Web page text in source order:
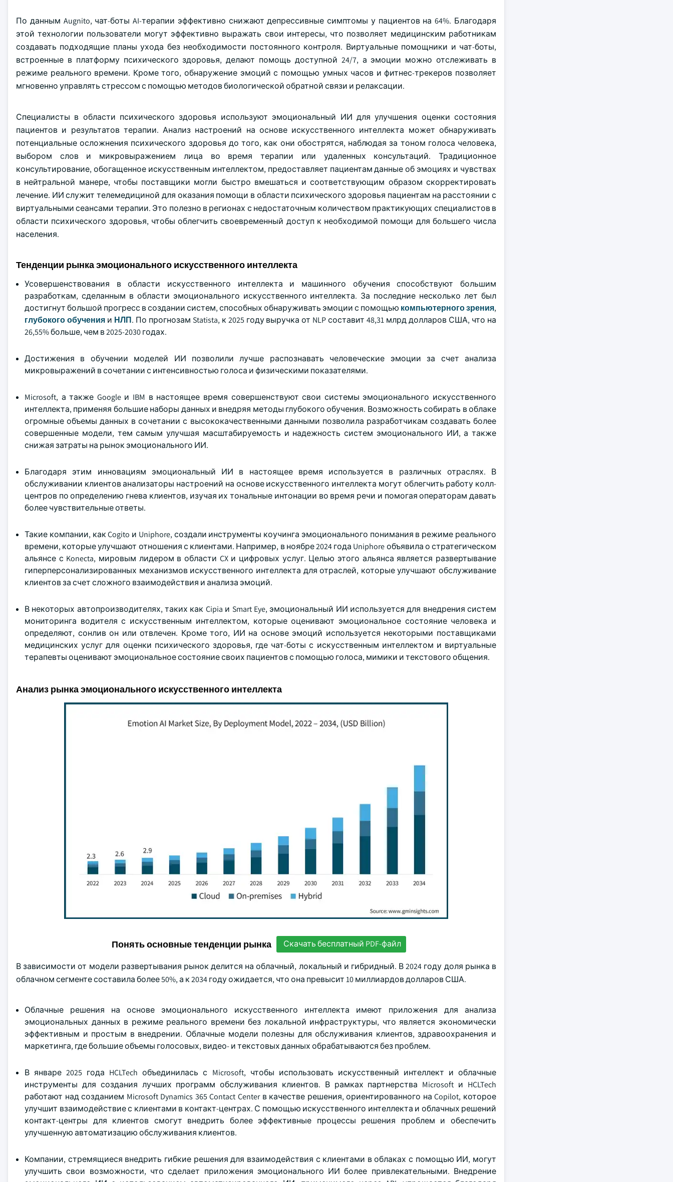
По данным Augnito, чат-боты AI-терапии эффективно снижают депрессивные симптомы у пациентов на 64%. Благодаря
этой технологии пользователи могут эффективно выражать свои интересы, что позволяет медицинским работникам
создавать подходящие планы ухода без необходимости постоянного контроля. Виртуальные помощники и чат-боты,
встроенные в платформу психического здоровья, делают помощь доступной 24/7, а эмоции можно отслеживать в
режиме реального времени. Кроме того, обнаружение эмоций с помощью умных часов и фитнес-трекеров позволяет
мгновенно управлять стрессом с помощью методов биологической обратной связи и релаксации.
Специалисты в области психического здоровья используют эмоциональный ИИ для улучшения оценки состояния
пациентов и результатов терапии. Анализ настроений на основе искусственного интеллекта может обнаруживать
потенциальные осложнения психического здоровья до того, как они обострятся, наблюдая за тоном голоса человека,
выбором слов и микровыражением лица во время терапии или удаленных консультаций. Традиционное
консультирование, обогащенное искусственным интеллектом, предоставляет пациентам данные об эмоциях и чувствах
в нейтральной манере, чтобы поставщики могли быстро вмешаться и соответствующим образом скорректировать
лечение. ИИ служит телемедициной для оказания помощи в области психического здоровья пациентам на расстоянии с
виртуальными сеансами терапии. Это полезно в регионах с недостаточным количеством практикующих специалистов в
области психического здоровья, чтобы облегчить своевременный доступ к необходимой помощи для большего числа
населения.
Тенденции рынка эмоционального искусственного интеллекта
Усовершенствования в области искусственного интеллекта и машинного обучения способствуют большим
разработкам, сделанным в области эмоционального искусственного интеллекта. За последние несколько лет был
достигнут большой прогресс в создании систем, способных обнаруживать эмоции с помощью компьютерного зрения,
глубокого обученияи НЛП. По прогнозам Statista, к 2025 году выручка от NLP составит 48,31 млрд долларов США, что на
26,55% больше, чем в 2025-2030 годах.
Достижения в обучении моделей ИИ позволили лучше распознавать человеческие эмоции за счет анализа
микровыражений в сочетании с интенсивностью голоса и физическими показателями.
Microsoft, а также Google и IBM в настоящее время совершенствуют свои системы эмоционального искусственного
интеллекта, применяя большие наборы данных и внедряя методы глубокого обучения. Возможность собирать в облаке
огромные объемы данных в сочетании с высококачественными данными позволила разработчикам создавать более
совершенные модели, тем самым улучшая масштабируемость и надежность систем эмоционального ИИ, а также
снижая затраты на рынок эмоционального ИИ.
Благодаря этим инновациям эмоциональный ИИ в настоящее время используется в различных отраслях. В
обслуживании клиентов анализаторы настроений на основе искусственного интеллекта могут облегчить работу колл-
центров по определению гнева клиентов, изучая их тональные интонации во время речи и помогая операторам давать
более чувствительные ответы.
Такие компании, как Cogito и Uniphore, создали инструменты коучинга эмоционального понимания в режиме реального
времени, которые улучшают отношения с клиентами. Например, в ноябре 2024 года Uniphore объявила о стратегическом
альянсе с Konecta, мировым лидером в области CX и цифровых услуг. Целью этого альянса является развертывание
гиперперсонализированных механизмов искусственного интеллекта для отраслей, которые улучшают обслуживание
клиентов за счет сложного взаимодействия и анализа эмоций.
В некоторых автопроизводителях, таких как Cipia и Smart Eye, эмоциональный ИИ используется для внедрения систем
мониторинга водителя с искусственным интеллектом, которые оценивают эмоциональное состояние человека и
определяют, сонлив он или отвлечен. Кроме того, ИИ на основе эмоций используется некоторыми поставщиками
медицинских услуг для оценки психического здоровья, где чат-боты с искусственным интеллектом и виртуальные
терапевты оценивают эмоциональное состояние своих пациентов с помощью голоса, мимики и текстового общения.
Анализ рынка эмоционального искусственного интеллекта
Понять основные тенденции рынка Скачать бесплатный PDF-файл
В зависимости от модели развертывания рынок делится на облачный, локальный и гибридный. В 2024 году доля рынка в
облачном сегменте составила более 50%, а к 2034 году ожидается, что она превысит 10 миллиардов долларов США.
Облачные решения на основе эмоционального искусственного интеллекта имеют приложения для анализа
эмоциональных данных в режиме реального времени без локальной инфраструктуры, что является экономически
эффективным и простым в внедрении. Облачные модели полезны для обслуживания клиентов, здравоохранения и
маркетинга, где большие объемы голосовых, видео- и текстовых данных обрабатываются без проблем.
В январе 2025 года HCLTech объединилась с Microsoft, чтобы использовать искусственный интеллект и облачные
инструменты для создания лучших программ обслуживания клиентов. В рамках партнерства Microsoft и HCLTech
работают над созданием Microsoft Dynamics 365 Contact Center в качестве решения, ориентированного на Copilot, которое
улучшит взаимодействие с клиентами в контакт-центрах. С помощью искусственного интеллекта и облачных решений
контакт-центры для клиентов смогут внедрить более эффективные процессы решения проблем и обеспечить
улучшенную автоматизацию обслуживания клиентов.
Компании, стремящиеся внедрить гибкие решения для взаимодействия с клиентами в облаках с помощью ИИ, могут
улучшить свои возможности, что сделает приложения эмоционального ИИ более привлекательными. Внедрение